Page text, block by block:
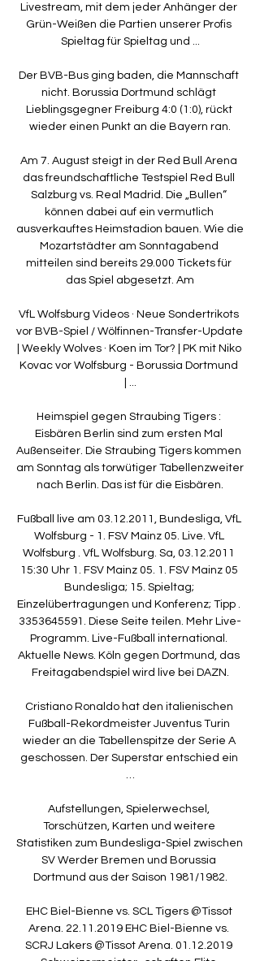
Livestream, mit dem jeder Anhänger der
Grün-Weißen die Partien unserer Profis
Spieltag für Spieltag und ...
Der BVB-Bus ging baden, die Mannschaft
nicht. Borussia Dortmund schlägt
Lieblingsgegner Freiburg 4:0 (1:0), rückt
wieder einen Punkt an die Bayern ran.
Am 7. August steigt in der Red Bull Arena
das freundschaftliche Testspiel Red Bull
Salzburg vs. Real Madrid. Die „Bullen“
können dabei auf ein vermutlich
ausverkauftes Heimstadion bauen. Wie die
Mozartstädter am Sonntagabend
mitteilen sind bereits 29.000 Tickets für
das Spiel abgesetzt. Am
VfL Wolfsburg Videos · Neue Sondertrikots
vor BVB-Spiel / Wölfinnen-Transfer-Update
| Weekly Wolves · Koen im Tor? | PK mit Niko
Kovac vor Wolfsburg - Borussia Dortmund
| ...
Heimspiel gegen Straubing Tigers :
Eisbären Berlin sind zum ersten Mal
Außenseiter. Die Straubing Tigers kommen
am Sonntag als torwütiger Tabellenzweiter
nach Berlin. Das ist für die Eisbären.
Fußball live am 03.12.2011, Bundesliga, VfL
Wolfsburg - 1. FSV Mainz 05. Live. VfL
Wolfsburg . VfL Wolfsburg. Sa, 03.12.2011
15:30 Uhr 1. FSV Mainz 05. 1. FSV Mainz 05
Bundesliga; 15. Spieltag;
Einzelübertragungen und Konferenz; Tipp .
3353645591. Diese Seite teilen. Mehr Live-
Programm. Live-Fußball international.
Aktuelle News. Köln gegen Dortmund, das
Freitagabendspiel wird live bei DAZN.
Cristiano Ronaldo hat den italienischen
Fußball-Rekordmeister Juventus Turin
wieder an die Tabellenspitze der Serie A
geschossen. Der Superstar entschied ein
…
Aufstellungen, Spielerwechsel,
Torschützen, Karten und weitere
Statistiken zum Bundesliga-Spiel zwischen
SV Werder Bremen und Borussia
Dortmund aus der Saison 1981/1982.
EHC Biel-Bienne vs. SCL Tigers @Tissot
Arena. 22.11.2019 EHC Biel-Bienne vs.
SCRJ Lakers @Tissot Arena. 01.12.2019